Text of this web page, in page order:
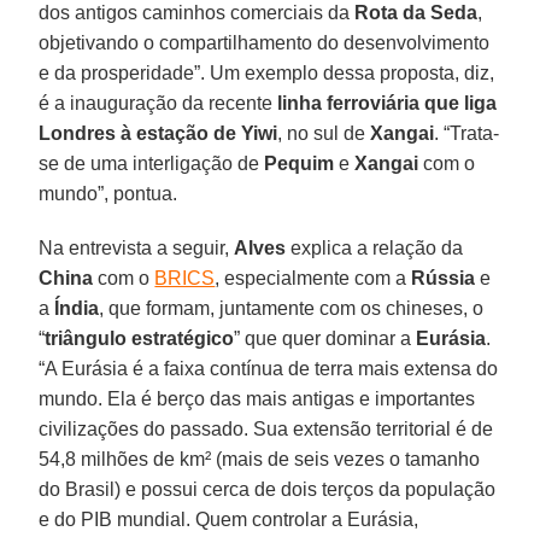
dos antigos caminhos comerciais da Rota da Seda,
objetivando o compartilhamento do desenvolvimento
e da prosperidade”. Um exemplo dessa proposta, diz,
é a inauguração da recente linha ferroviária que liga
Londres à estação de Yiwi, no sul deXangai. “Trata-
se de uma interligação de Pequim eXangai com o
mundo”, pontua.
Na entrevista a seguir, Alves explica a relação da
China com o BRICS, especialmente com a Rússia e
a Índia, que formam, juntamente com os chineses, o
“triângulo estratégico” que quer dominar a Eurásia.
“A Eurásia é a faixa contínua de terra mais extensa do
mundo. Ela é berço das mais antigas e importantes
civilizações do passado. Sua extensão territorial é de
54,8 milhões de km² (mais de seis vezes o tamanho
do Brasil) e possui cerca de dois terços da população
e do PIB mundial. Quem controlar a Eurásia,